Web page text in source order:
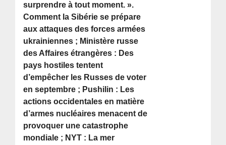
surprendre à tout moment. ».
Comment la Sibérie se prépare
aux attaques des forces armées
ukrainiennes ; Ministère russe
des Affaires étrangères : Des
pays hostiles tentent
d’empêcher les Russes de voter
en septembre ; Pushilin : Les
actions occidentales en matière
d’armes nucléaires menacent de
provoquer une catastrophe
mondiale ; NYT : La mer